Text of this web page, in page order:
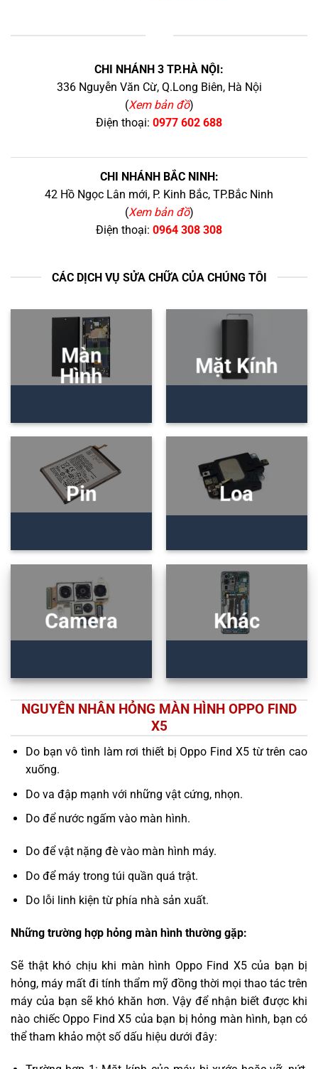
CHI NHÁNH 3 TP.HÀ NỘI:
336 Nguyễn Văn Cừ, Q.Long Biên, Hà Nội
(Xem bản đồ)
Điện thoại: 0977 602 688
CHI NHÁNH BẮC NINH:
42 Hồ Ngọc Lân mới, P. Kinh Bắc, TP.Bắc Ninh
(Xem bản đồ)
Điện thoại: 0964 308 308
CÁC DỊCH VỤ SỬA CHỮA CỦA CHÚNG TÔI
Màn
Hình
Mặt Kính
Pin Loa
Camera Khác
NGUYÊN NHÂN HỎNG MÀN HÌNH OPPO FIND
X5
Do bạn vô tình làm rơi thiết bị Oppo Find X5 từ trên cao
xuống.
Do va đập mạnh với những vật cứng, nhọn.
Do để nước ngấm vào màn hình.
Do để vật nặng đè vào màn hình máy.
Do để máy trong túi quần quá trật.
Do lỗi linh kiện từ phía nhà sản xuất.
Những trường hợp hỏng màn hình thường gặp:
Sẽ thật khó chịu khi màn hình Oppo Find X5 của bạn bị
hỏng, máy mất đi tính thẩm mỹ đồng thời mọi thao tác trên
máy của bạn sẽ khó khăn hơn. Vậy để nhận biết được khi
nào chiếc Oppo Find X5 của bạn bị hỏng màn hình, bạn có
thể tham khảo một số dấu hiệu dưới đây: